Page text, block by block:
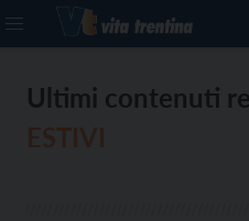
Ultimi contenuti